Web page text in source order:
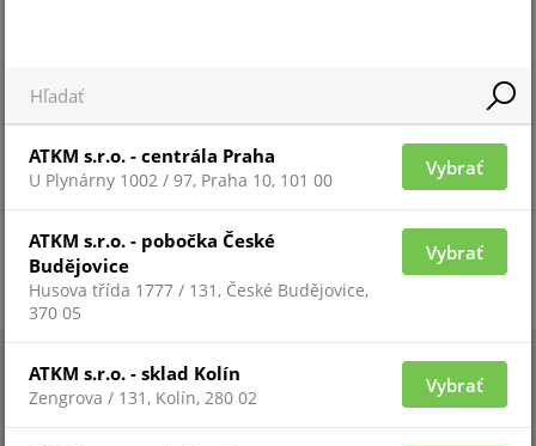
ATKM s.r.o. - centrála Praha
U Plynárny 1002 / 97, Praha 10, 101 00
Vybrať
ATKM s.r.o. - pobočka České
Budějovice
Husova třída 1777 / 131, České Budějovice,
370 05
Vybrať
ATKM s.r.o. - sklad Kolín
Zengrova / 131, Kolín, 280 02
Vybrať